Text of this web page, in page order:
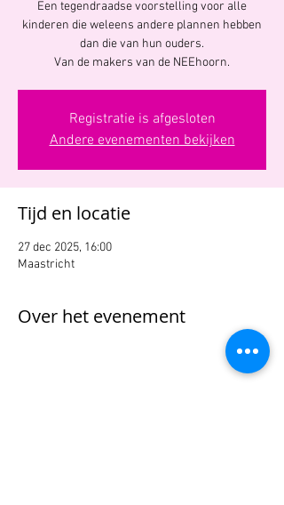
Een tegendraadse voorstelling voor alle
kinderen die weleens andere plannen hebben
dan die van hun ouders.
Van de makers van de NEEhoorn.
Registratie is afgesloten
Andere evenementen bekijken
Tijd en locatie
27 dec 2025, 16:00
Maastricht
Over het evenement